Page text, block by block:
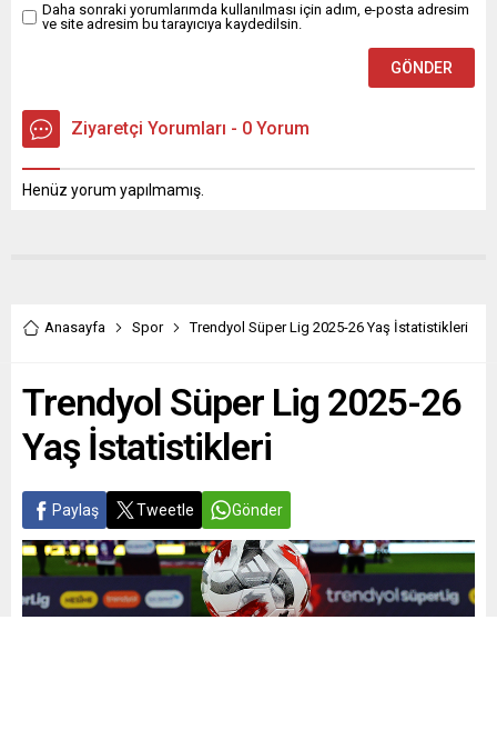
Daha sonraki yorumlarımda kullanılması için adım, e-posta adresim
ve site adresim bu tarayıcıya kaydedilsin.
Ziyaretçi Yorumları - 0 Yorum
Henüz yorum yapılmamış.
Anasayfa Spor Trendyol Süper Lig 2025-26 Yaş İstatistikleri
Trendyol Süper Lig 2025-26
Yaş İstatistikleri
Paylaş Tweetle Gönder